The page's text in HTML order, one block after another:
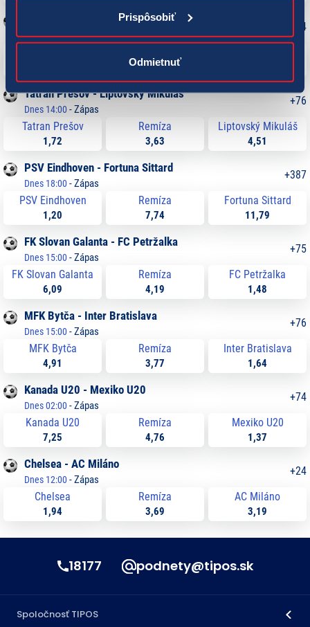
Prispôsobiť
Odmietnuť
Zemplín Michalovce - KFC Komárno
Dnes 16:00-Zápas
184
3,44
Tatran Prešov - Liptovský Mikuláš
Dnes 14:00 -Zápas
+76
Tatran Prešov
1,72
Remíza
3,63
Liptovský Mikuláš
4,51
PSV Eindhoven - Fortuna Sittard
Dnes 18:00-Zápas
+387
PSV Eindhoven
1,20
Remíza
7,74
Fortuna Sittard
11,79
FK Slovan Galanta - FC Petržalka
Dnes 15:00-Zápas
+75
FK Slovan Galanta
6,09
Remíza
4,19
FC Petržalka
1,48
MFK Bytča - Inter Bratislava
Dnes 15:00-Zápas
+76
MFK Bytča
4,91
Remíza
3,77
Inter Bratislava
1,64
Kanada U20 - Mexiko U20
Dnes 02:00-Zápas
+74
Kanada U20
7,25
Remíza
4,76
Mexiko U20
1,37
Chelsea - AC Miláno
Dnes 12:00-Zápas
+24
Chelsea
1,94
Remíza
3,69
AC Miláno
3,19
18177 podnety@tipos.sk
Spoločnosť TIPOS